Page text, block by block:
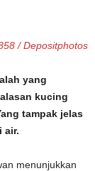
/ Depositphotos
yang
kucing
tampak jelas
air.
menunjukkan